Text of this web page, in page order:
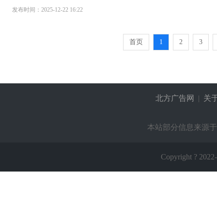
发布时间：2025-12-22 16:22
首页 1 2 3
北方广告网 | 关
本站部分信息来源
Copyright ? 2022-